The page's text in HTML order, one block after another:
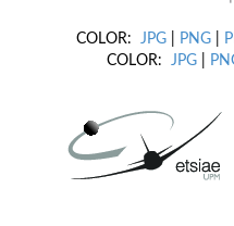
COLOR: JPG PNG
COLOR: JPG